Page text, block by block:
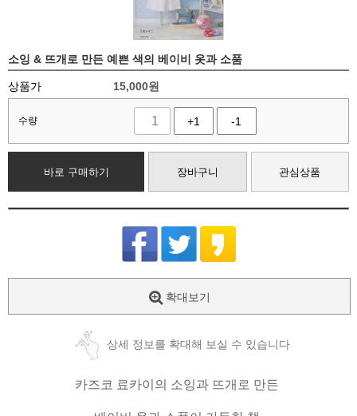
소잉 & 뜨개로 만든 예쁜 색의 베이비 옷과 소품
상품가 15,000원
수량 +1 -1
바로 구매하기 장바구니 관심상품
확대보기
상세 정보를 확대해 보실 수 있습니다
카즈코 료카이의 소잉과 뜨개로 만든